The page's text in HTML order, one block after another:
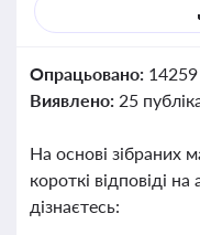
Опрацьовано:
Виявлено: 25
На основі зібраних
короткі відповіді
дізнаєтесь: